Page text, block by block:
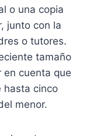
o una copia
junto con la
o tutores.
tamaño
cuenta que
hasta cinco
menor.